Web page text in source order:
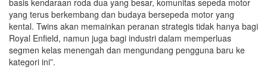
basis kendaraan roda dua yang besar, komunitas sepeda motor
yang terus berkembang dan budaya bersepeda motor yang
kental. Twins akan memainkan peranan strategis tidak hanya bagi
Royal Enfield, namun juga bagi industri dalam memperluas
segmen kelas menengah dan mengundang pengguna baru ke
kategori ini”.